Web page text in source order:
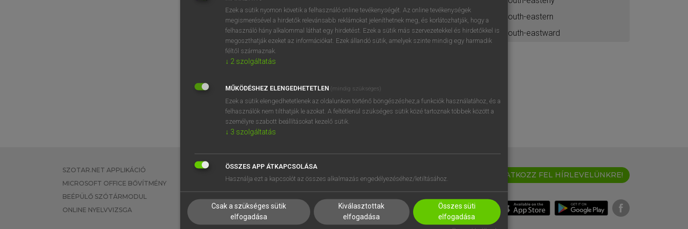
south-eastern
south-eastward
SZOTAR.NET APPLIKÁCIÓ
MICROSOFT OFFICE BŐVÍTMÉNY
BEÉPÜLŐ SZÓTÁRMODUL
ONLINE NYELVVIZSGA
EGYÉNI FELHASZNÁLÓKNAK
TANULÓKNAK
VÁLLALATI MEGOLDÁSOK
SÚGÓ
RÓLUNK
SÜTI BEÁLLÍTÁSOK
IRATKOZZ FEL HÍRLEVELÜNKRE!
Ezek a sütik nyomon követik a felhasználó online tevékenységét. Az online tevékenységek
megismerésével a hirdetők relevánsabb reklámokat jeleníthetnek meg, és korlátozhatják, hogy a
felhasználó hány alkalommal láthat egy hirdetést. Ezek a sütik más szervezetekkel és hirdetőkkel is
megoszthatják ezeket az információkat. Ezek állandó sütik, amelyek szinte mindig egy harmadik
féltől származnak.
↓ 2 szolgáltatás
MŰKÖDÉSHEZ ELENGEDHETETLEN (mindig szükséges)
Ezek a sütik elengedhetetlenek az oldalunkon történő böngészéshez,a funkciók használatához, és a
felhasználók nem tilthatják le azokat. A feltétlenül szükséges sütik közé tartoznak többek között a
személyre szabott beállításokat kezelő sütik.
↓ 3 szolgáltatás
ÖSSZES APP ÁTKAPCSOLÁSA
Használja ezt a kapcsolót az összes alkalmazás engedélyezéséhez/letiltásához.
Csak a szükséges sütik
elfogadása
Kiválasztottak
elfogadása
Összes süti
elfogadása